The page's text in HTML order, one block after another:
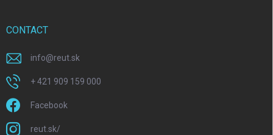
CONTACT
info@reut.sk
+ 421 909 159 000
Facebook
reut.sk/